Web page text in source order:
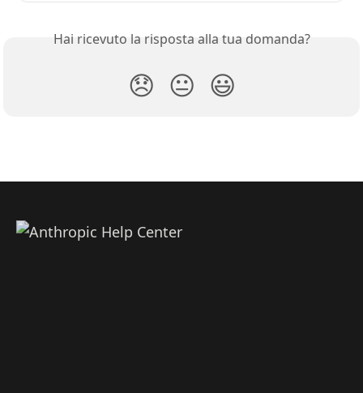
Hai ricevuto la risposta alla tua domanda?
😞 😐 😃